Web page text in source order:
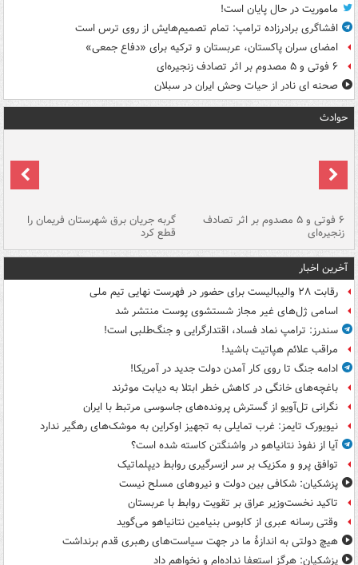
ماموریت در حال پایان است!
افشاگری برادرزاده ترامپ: تمام تصمیم‌هایش از روی ترس است
امضای سران پاکستان، عربستان و ترکیه برای «دفاع جمعی»
۶ فوتی و ۵ مصدوم بر اثر تصادف زنجیره‌ای
صحنه ای نادر از حیات وحش ایران در سبلان
حوادث
۶ فوتی و ۵ مصدوم بر اثر تصادف
زنجیره‌ای
گربه جریان برق شهرستان فریمان را
قطع کرد
آخرین اخبار
رقابت ۲۸ والیبالیست برای حضور در فهرست نهایی تیم ملی
اسامی ژل‌های غیر مجاز شستشوی پوست منتشر شد
سندرز: ترامپ نماد فساد، اقتدارگرایی و جنگ‌طلبی است!
مراقب علائم هپاتیت باشید!
ادامه جنگ تا روی کار آمدن دولت جدید در آمریکا!
باغچه‌های خانگی در کاهش خطر ابتلا به دیابت موثرند
نگرانی تل‌آویو از گسترش پرونده‌های جاسوسی مرتبط با ایران
نیویورک تایمز: غرب تمایلی به تجهیز اوکراین به موشک‌های رهگیر ندارد
آیا از نفوذ نتانیاهو در واشنگتن کاسته شده است؟
توافق پرو و مکزیک بر سر ازسرگیری روابط دیپلماتیک
پزشکیان: شکافی بین دولت و نیروهای مسلح نیست
تاکید نخست‌وزیر عراق بر تقویت روابط با عربستان
وقتی رسانه عبری از کابوس بنیامین نتانیاهو می‌گوید
هیچ دولتی به اندازۀ ما در جهت سیاست‌های رهبری قدم برنداشت
پزشکیان: هرگز استعفا نداده‌ام و نخواهم داد